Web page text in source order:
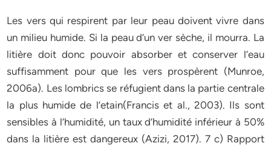
Les vers qui respirent par leur peau doivent vivre dans
un milieu humide. Si la peau d’un ver sèche, il mourra. La
litière doit donc pouvoir absorber et conserver l’eau
suffisamment pour que les vers prospèrent (Munroe,
2006a). Les lombrics se réfugient dans la partie centrale
la plus humide de l’etain(Francis et al., 2003). Ils sont
sensibles à l’humidité, un taux d’humidité inférieur à 50%
dans la litière est dangereux (Azizi, 2017). 7 c) Rapport